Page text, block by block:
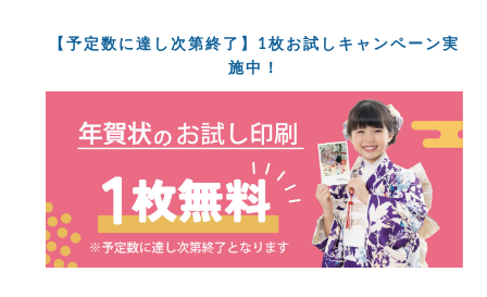
【予定数に達し次第終了】1枚お試しキャンペーン実
施中！